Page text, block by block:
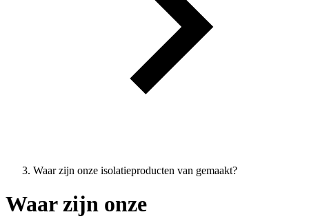
Waar zijn onze isolatieproducten van gemaakt?
Waar zijn onze